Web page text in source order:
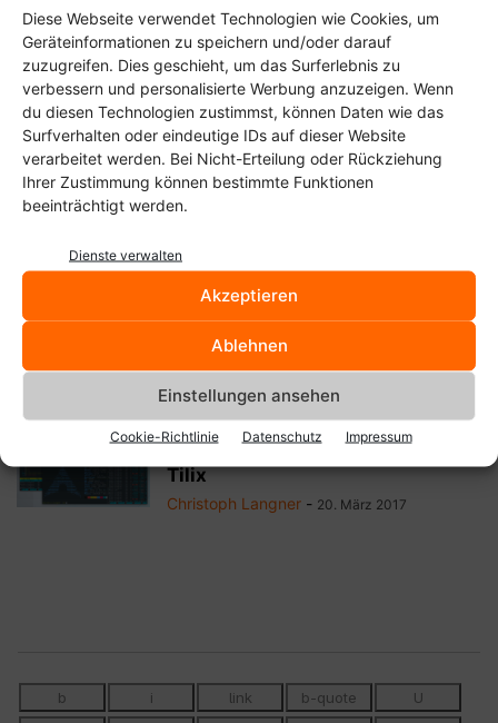
Diese Webseite verwendet Technologien wie Cookies, um
Geräteinformationen zu speichern und/oder darauf
zuzugreifen. Dies geschieht, um das Surferlebnis zu
verbessern und personalisierte Werbung anzuzeigen. Wenn
du diesen Technologien zustimmst, können Daten wie das
Surfverhalten oder eindeutige IDs auf dieser Website
verarbeitet werden. Bei Nicht-Erteilung oder Rückziehung
Ihrer Zustimmung können bestimmte Funktionen
beeinträchtigt werden.
Dienste verwalten
Akzeptieren
Ablehnen
Einstellungen ansehen
Cookie-Richtlinie Datenschutz Impressum
Termsonic: Subsonic-Client für
das Terminal
Christoph Langner - 13. März 2025
Name von Monitor und Hersteller
ermitteln
Bpytop als Alternative zu Top,
Htop und Co.
Christoph Langner
Bug-Jäger vs. Terminal-
Entwickler: Aus Terminix wird
Tilix
Christoph Langner - 20. März 2017